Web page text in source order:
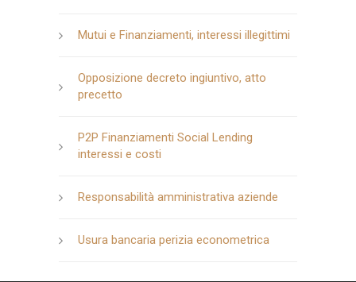
Mutui e Finanziamenti, interessi illegittimi
Opposizione decreto ingiuntivo, atto
precetto
P2P Finanziamenti Social Lending
interessi e costi
Responsabilità amministrativa aziende
Usura bancaria perizia econometrica